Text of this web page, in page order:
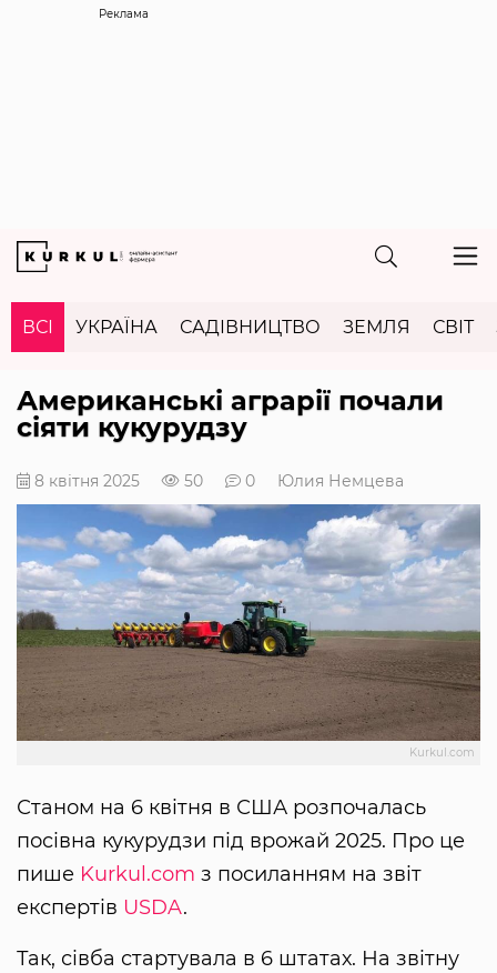
Реклама
ВСІ УКРАЇНА САДІВНИЦТВО ЗЕМЛЯ СВІТ
Американські аграрії почали
сіяти кукурудзу
8 квітня 2025 50 0 Юлия Немцева
Kurkul.com
Станом на 6 квітня в США розпочалась
посівна кукурудзи під врожай 2025. Про це
пише Kurkul.com з посиланням на звіт
експертів USDA.
Так, сівба стартувала в 6 штатах. На звітну